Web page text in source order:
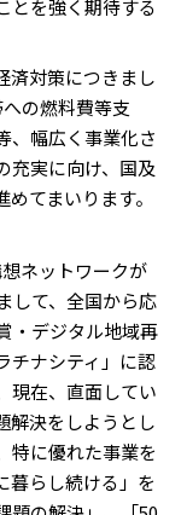
とを強く期待する
済対策につきまし
の燃料費等支
、幅広く事業化さ
充実に向け、国及
てまいります。
ネットワークが
して、全国から応
・デジタル地域再
チナシティ」に認
現在、直面してい
解決をしようとし
特に優れた事業を
暮らし続ける」を